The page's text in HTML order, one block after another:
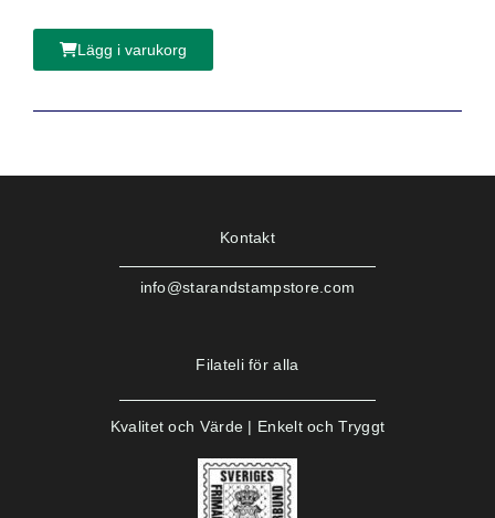
Lägg i varukorg
Kontakt
info@starandstampstore.com
Filateli för alla
Kvalitet och Värde | Enkelt och Tryggt